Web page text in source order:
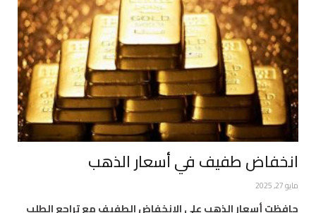
انخفاض طفيف في أسعار الذهب
مايو 27, 2025
حافظت أسعار الذهب على الانخفاض الطفيف مع تراجع الطلب